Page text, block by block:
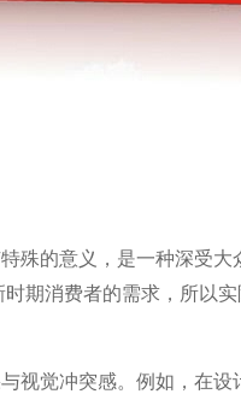
殊的意义，是一种深受
期消费者的需求，所以
视觉冲突感。例如，在设